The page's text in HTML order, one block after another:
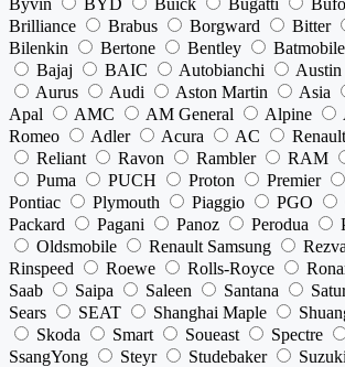
Byvin
BYD Buick Bugatti
Brilliance
Brabus Borgward Bitter
Bilenkin
Bertone Bentley Batmobile
Bajaj
BAIC Autobianchi Austin
Aurus
Audi Aston Martin Asia
Apal
AMC AM General Alpine
Romeo
Adler Acura AC Renault
Reliant
Ravon Rambler RAM
Puma
PUCH Proton Premier
Pontiac
Plymouth Piaggio PGO
Packard
Pagani Panoz Perodua
Oldsmobile
Renault Samsung
Rinspeed
Roewe Rolls-Royce
Saab
Saipa Saleen Santana
Sears
SEAT Shanghai Maple
Skoda
Smart Soueast Spectre
SsangYong
Steyr Studebaker Suzuki